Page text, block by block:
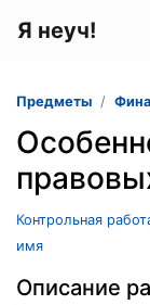
Я неуч!
Предметы
Контрольная
имя
Описание